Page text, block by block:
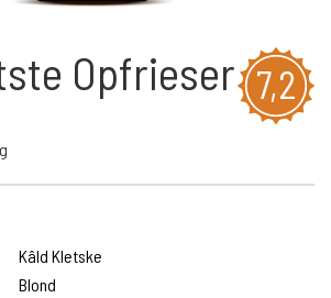
7,2
Opfrieser
Kâld Kletske
Blond